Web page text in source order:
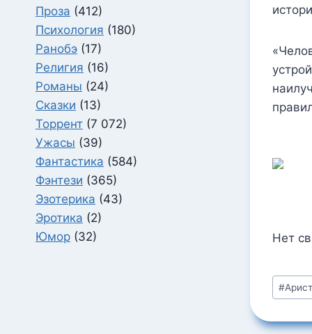
Нет
Метки
#
Проза (412)
Психология (180)
Ранобэ (17)
Религия (16)
Романы (24)
Сказки (13)
Торрент (7 072)
Ужасы (39)
Фантастика (584)
Фэнтези (365)
Эзотерика (43)
Эротика (2)
Юмор (32)